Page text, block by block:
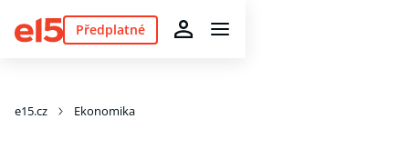
Předplatné
e15.cz Ekonomika